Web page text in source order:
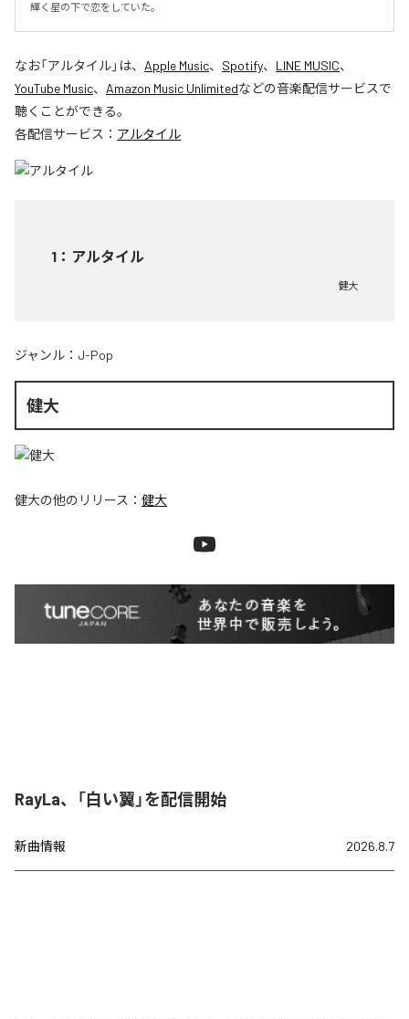
輝く星の下で恋をしていた。
なお「アルタイル」は、 Apple Music、 Spotify、 LINE MUSIC、
YouTube Music、 Amazon Music Unlimitedなどの音楽配信サービスで
聴くことができる。
各配信サービス： アルタイル
1 ： アルタイル
健大
ジャンル： J-Pop
健大
健大の他のリリース： 健大
RayLa、「白い翼」を配信開始
新曲情報 2026.8.7